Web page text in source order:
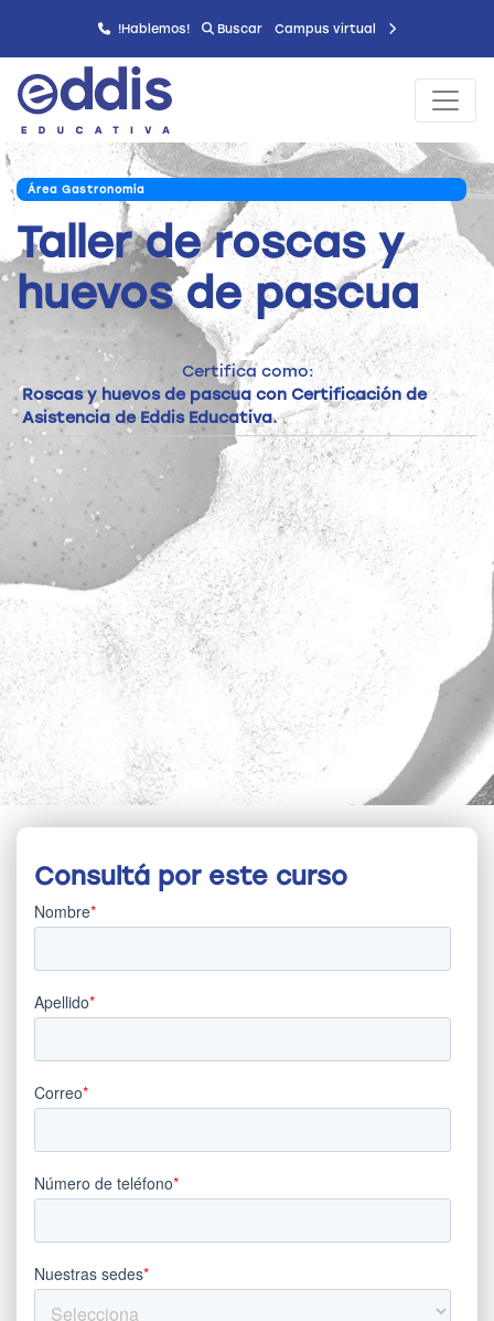
!Hablemos! Buscar Campus virtual
Área Gastronomía
Taller de roscas y
huevos de pascua
Certifica como:
Roscas y huevos de pascua con Certificación de
Asistencia de Eddis Educativa.
Consultá por este curso